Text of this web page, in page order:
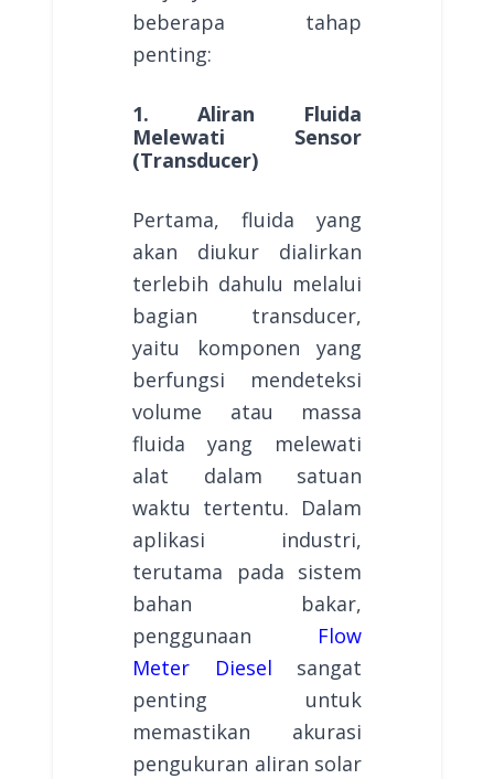
beberapa tahap
penting:
1. Aliran Fluida
Melewati Sensor
(Transducer)
Pertama, fluida yang
akan diukur dialirkan
terlebih dahulu melalui
bagian transducer,
yaitu komponen yang
berfungsi mendeteksi
volume atau massa
fluida yang melewati
alat dalam satuan
waktu tertentu. Dalam
aplikasi industri,
terutama pada sistem
bahan bakar,
penggunaan Flow
Meter Diesel sangat
penting untuk
memastikan akurasi
pengukuran aliran solar